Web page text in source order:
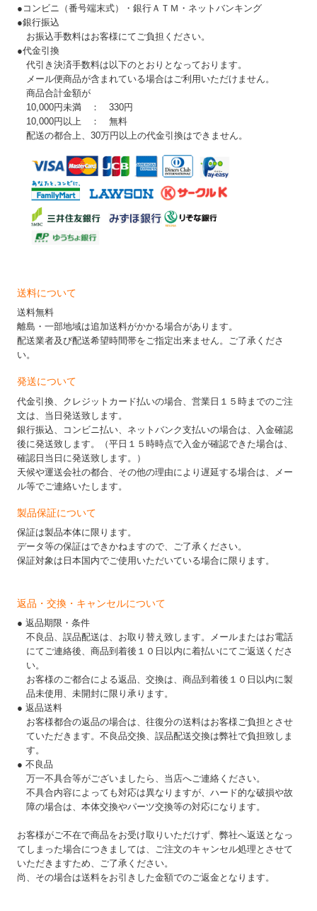
●コンビニ（番号端末式）・銀行ＡＴＭ・ネットバンキング
●銀行振込
お振込手数料はお客様にてご負担ください。
●代金引換
代引き決済手数料は以下のとおりとなっております。
メール便商品が含まれている場合はご利用いただけません。
商品合計金額が
10,000円未満 ： 330円
10,000円以上 ： 無料
配送の都合上、30万円以上の代金引換はできません。
送料について
送料無料
離島・一部地域は追加送料がかかる場合があります。
配送業者及び配送希望時間帯をご指定出来ません。ご了承くださ
い。
発送について
代金引換、クレジットカード払いの場合、営業日１５時までのご注
文は、当日発送致します。
銀行振込、コンビニ払い、ネットバンク支払いの場合は、入金確認
後に発送致します。（平日１５時時点で入金が確認できた場合は、
確認日当日に発送致します。）
天候や運送会社の都合、その他の理由により遅延する場合は、メー
ル等でご連絡いたします。
製品保証について
保証は製品本体に限ります。
データ等の保証はできかねますので、ご了承ください。
保証対象は日本国内でご使用いただいている場合に限ります。
返品・交換・キャンセルについて
● 返品期限・条件
不良品、誤品配送は、お取り替え致します。メールまたはお電話
にてご連絡後、商品到着後１０日以内に着払いにてご返送くださ
い。
お客様のご都合による返品、交換は、商品到着後１０日以内に製
品未使用、未開封に限り承ります。
● 返品送料
お客様都合の返品の場合は、往復分の送料はお客様ご負担とさせ
ていただきます。不良品交換、誤品配送交換は弊社で負担致しま
す。
● 不良品
万一不具合等がございましたら、当店へご連絡ください。
不具合内容によっても対応は異なりますが、ハード的な破損や故
障の場合は、本体交換やパーツ交換等の対応になります。
お客様がご不在で商品をお受け取りいただけず、弊社へ返送となっ
てしまった場合につきましては、ご注文のキャンセル処理とさせて
いただきますため、ご了承ください。
尚、その場合は送料をお引きした金額でのご返金となります。